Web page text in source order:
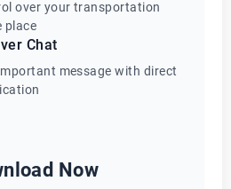
over your transportation
place
Chat
message with direct
Now